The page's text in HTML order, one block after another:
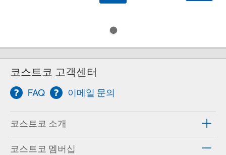
코스트코 고객센터
FAQ 이메일 문의
코스트코 소개
코스트코 멤버십